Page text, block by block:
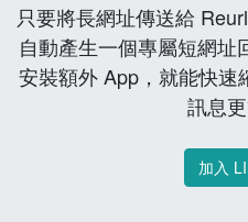
只要將長網址傳送給
自動產生一個專屬短網
安裝額外 App，就能快速
訊息更
加入